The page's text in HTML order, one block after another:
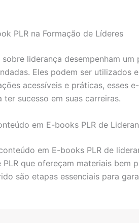
PLR na Formação de Líderes
sobre liderança desempenham
Eles podem ser utilizados
acessíveis e práticas, esses
ter sucesso em suas carreiras.
em E-books PLR de
em E-books PLR de
que ofereçam materiais bem
são etapas essenciais para